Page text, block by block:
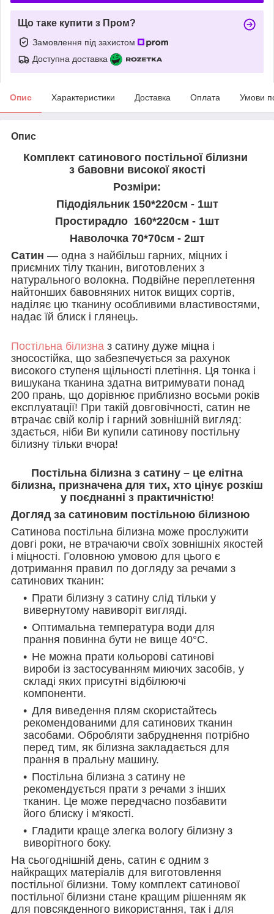
Що таке купити з Пром?
Замовлення під захистом
Доступна доставка
Опис Характеристики Доставка Оплата Умови
Опис
Комплект сатинового постільної білизни
з бавовни високої якості
Розміри:
Підодіяльник 150*220см - 1шт
Простирадло 160*220см - 1шт
Наволочка 70*70см - 2шт
Сатин — одна з найбільш гарних, міцних і
приємних тілу тканин, виготовлених з
натурального волокна. Подвійне переплетення
найтонших бавовняних ниток вищих сортів,
наділяє цю тканину особливими властивостями,
надає їй блиск і глянець.
Постільна білизна з сатину дуже міцна і
зносостійка, що забезпечується за рахунок
високого ступеня щільності плетіння. Ця тонка і
вишукана тканина здатна витримувати понад
200 прань, що дорівнює приблизно восьми років
експлуатації! При такій довговічності, сатин не
втрачає свій колір і гарний зовнішній вигляд:
здається, ніби Ви купили сатинову постільну
білизну тільки вчора!
Постільна білизна з сатину – це елітна
білизна, призначена для тих, хто цінує розкіш
у поєднанні з практичністю!
Догляд за сатиновим постільною білизною
Сатинова постільна білизна може прослужити
довгі роки, не втрачаючи своїх зовнішніх якостей
і міцності. Головною умовою для цього є
дотримання правил по догляду за речами з
сатинових тканин:
Прати білизну з сатину слід тільки у
вивернутому навиворіт вигляді.
Оптимальна температура води для
прання повинна бути не вище 40°С.
Не можна прати кольорові сатинові
вироби із застосуванням миючих засобів, у
складі яких присутні відбілюючі
компоненти.
Для виведення плям скористайтесь
рекомендованими для сатинових тканин
засобами. Обробляти забруднення потрібно
перед тим, як білизна закладається для
прання в пральну машину.
Постільна білизна з сатину не
рекомендується прати з речами з інших
тканин. Це може передчасно позбавити
його блиску і м'якості.
Гладити краще злегка вологу білизну з
виворітного боку.
На сьогоднішній день, сатин є одним з
найкращих матеріалів для виготовлення
постільної білизни. Тому комплект сатинової
постільної білизни стане кращим рішенням як
для повсякденного використання, так і для